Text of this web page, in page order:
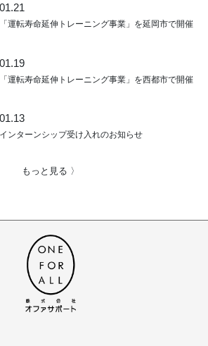
運転寿命延伸トレーニング事業」を延岡市で開催
運転寿命延伸トレーニング事業」を西都市で開催
ンターンシップ受け入れのお知らせ
もっと見る 〉